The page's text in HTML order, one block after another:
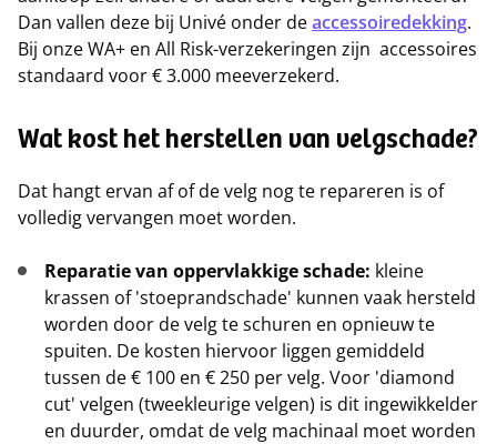
Dan vallen deze bij Univé onder deaccessoiredekking.
Bij onze WA+ en All Risk-verzekeringen zijn accessoires
standaard voor € 3.000 meeverzekerd.
Wat kost het herstellen van velgschade?
Dat hangt ervan af of de velg nog te repareren is of
volledig vervangen moet worden.
Reparatie van oppervlakkige schade: kleine
krassen of 'stoeprandschade' kunnen vaak hersteld
worden door de velg te schuren en opnieuw te
spuiten. De kosten hiervoor liggen gemiddeld
tussen de € 100 en € 250 per velg. Voor 'diamond
cut' velgen (tweekleurige velgen) is dit ingewikkelder
en duurder, omdat de velg machinaal moet worden